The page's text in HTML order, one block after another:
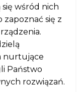
wśród nich
zapoznać się z
nurtujące
Państwo
rozwiązań.